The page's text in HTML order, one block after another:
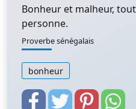
Bonheur et malheur,
personne.
Proverbe sénégalais
bonheur